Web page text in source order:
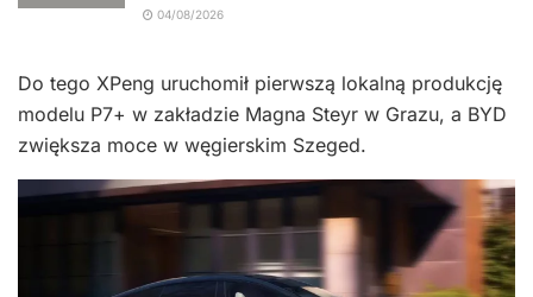
04/08/2026
Do tego XPeng uruchomił pierwszą lokalną produkcję
modelu P7+ w zakładzie Magna Steyr w Grazu, a BYD
zwiększa moce w węgierskim Szeged.